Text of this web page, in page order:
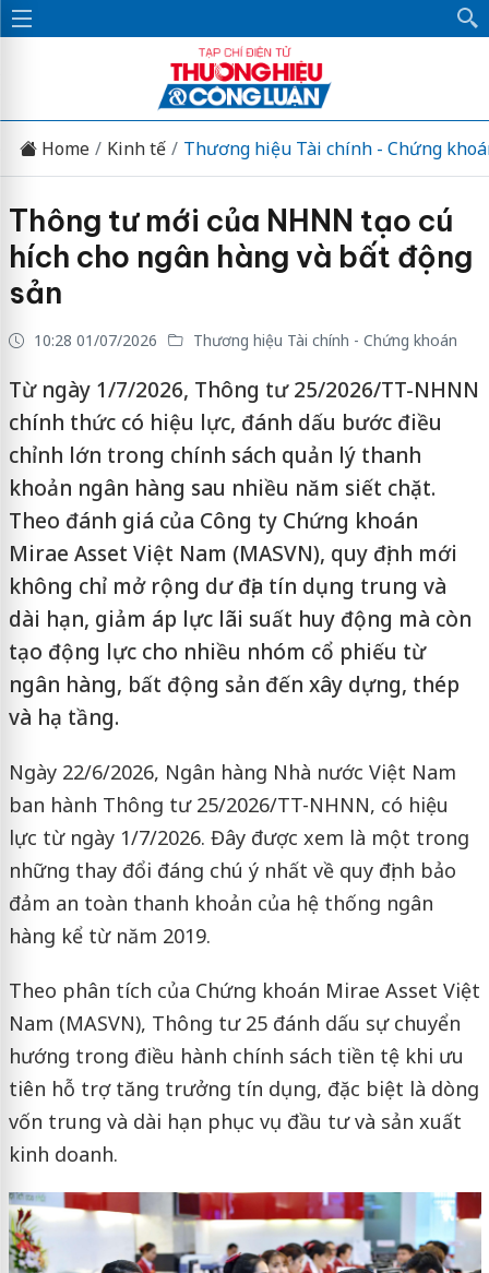
Home Kinh tế Thương hiệu Tài chính - Chứng
Thông tư mới của NHNN tạo cú
hích cho ngân hàng và bất động
sản
10:28 01/07/2026 Thương hiệu Tài chính - Chứng khoán
Từ ngày 1/7/2026, Thông tư 25/2026/TT-NHNN
chính thức có hiệu lực, đánh dấu bước điều
chỉnh lớn trong chính sách quản lý thanh
khoản ngân hàng sau nhiều năm siết chặt.
Theo đánh giá của Công ty Chứng khoán
Mirae Asset Việt Nam (MASVN), quy định mới
không chỉ mở rộng dư địa tín dụng trung và
dài hạn, giảm áp lực lãi suất huy động mà còn
tạo động lực cho nhiều nhóm cổ phiếu từ
ngân hàng, bất động sản đến xây dựng, thép
và hạ tầng.
Ngày 22/6/2026, Ngân hàng Nhà nước Việt Nam
ban hành Thông tư 25/2026/TT-NHNN, có hiệu
lực từ ngày 1/7/2026. Đây được xem là một trong
những thay đổi đáng chú ý nhất về quy định bảo
đảm an toàn thanh khoản của hệ thống ngân
hàng kể từ năm 2019.
Theo phân tích của Chứng khoán Mirae Asset Việt
Nam (MASVN), Thông tư 25 đánh dấu sự chuyển
hướng trong điều hành chính sách tiền tệ khi ưu
tiên hỗ trợ tăng trưởng tín dụng, đặc biệt là dòng
vốn trung và dài hạn phục vụ đầu tư và sản xuất
kinh doanh.